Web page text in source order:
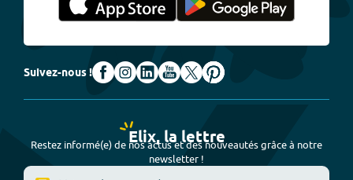
Suivez-nous !
Elix, la lettre
Restez informé(e) de nos actus et des nouveautés grâce à notre
newsletter !